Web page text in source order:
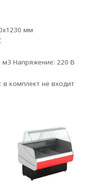
мм
Напряжение: 220 В
в комплект не входит